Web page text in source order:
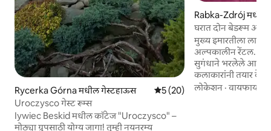
Rycerka Górna मधील गेस्टहाऊस 5 पैकी 5 सरासरी रेटिंग, 20 रिव्ह्यूज
5 (20)
Uroczysco गेस्ट रूम्स
Iywiec Beskid मधील कॉटेज "Uroczysco" –
मोठ्या ग्रुपसाठी योग्य जागा! तुम्ही नयनरम्य
Rabka-Zdrój मधील
घरात दोन बेडरूम
मुख्य इमारतीला
अल्पकालीन रेंटल.
सुगंधाने भरलेले आणि
कलाकारांनी तयार
सुखद, शांत, सुरक्षित,
लोकेशन ·वायफाय